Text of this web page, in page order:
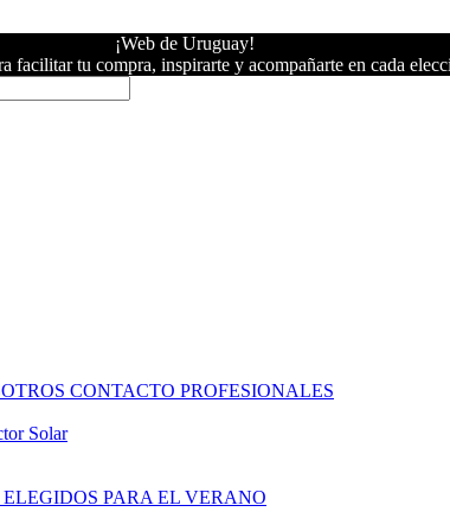
¡Web de Uruguay!
facilitar tu compra, inspirarte y acompañarte en cada
CONTACTO PROFESIONALES
Solar
ELEGIDOS PARA EL VERANO